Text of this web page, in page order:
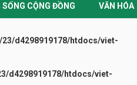
SỐNG CỘNG ĐỒNG VĂN HÓA
d4298919178/htdocs/viet-
d4298919178/htdocs/viet-